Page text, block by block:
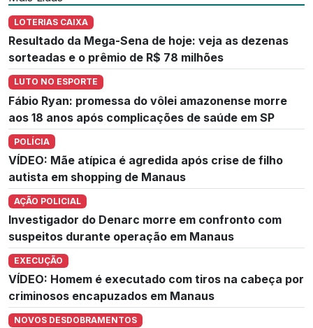
LOTERIAS CAIXA
Resultado da Mega-Sena de hoje: veja as dezenas
sorteadas e o prêmio de R$ 78 milhões
LUTO NO ESPORTE
Fábio Ryan: promessa do vôlei amazonense morre
aos 18 anos após complicações de saúde em SP
POLÍCIA
VÍDEO: Mãe atípica é agredida após crise de filho
autista em shopping de Manaus
AÇÃO POLICIAL
Investigador do Denarc morre em confronto com
suspeitos durante operação em Manaus
EXECUÇÃO
VÍDEO: Homem é executado com tiros na cabeça por
criminosos encapuzados em Manaus
NOVOS DESDOBRAMENTOS